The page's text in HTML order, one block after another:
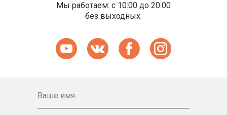
Ваше имя
Мы работаем: с 10:00 до 20:00
без выходных.